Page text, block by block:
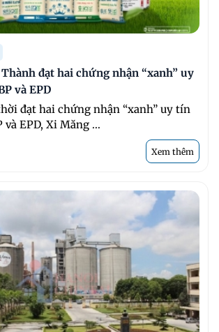
đạt hai chứng nhận “xanh” uy
và EPD
đạt hai chứng nhận “xanh” uy tín
và EPD, Xi Măng ...
Xem thêm